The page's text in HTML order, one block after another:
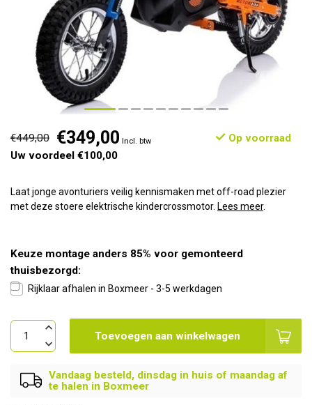
€449,00 €349,00 Incl. btw
Op voorraad
Uw voordeel €100,00
Laat jonge avonturiers veilig kennismaken met off-road plezier
met deze stoere elektrische kindercrossmotor. Lees meer.
Keuze montage anders 85% voor gemonteerd
thuisbezorgd:
Rijklaar afhalen in Boxmeer - 3-5 werkdagen
Toevoegen aan winkelwagen
Vandaag besteld, dinsdag in huis of maandag af
te halen in Boxmeer